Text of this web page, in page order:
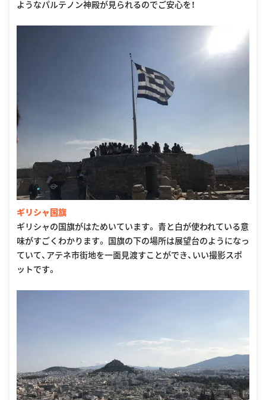
ようなパルテノン神殿が見られるのでご安心を！
ギリシャ国旗
ギリシャの国旗がはためいています。 青と白が使われている意
味がすごくわかります。 国旗の下の場所は展望台のようになっ
ていて、アテネ市街地を一面見渡すことができ、いい撮影スポ
ットです。